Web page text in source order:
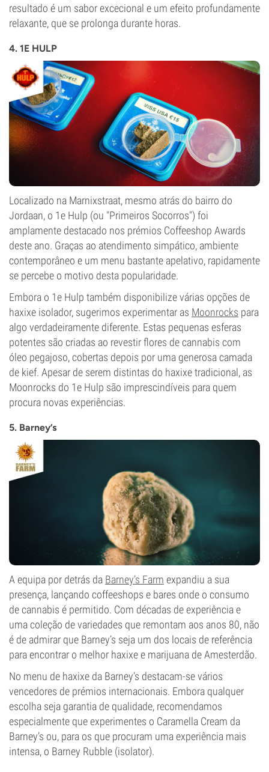
resultado é um sabor excecional e um efeito profundamente
relaxante, que se prolonga durante horas.
4. 1E HULP
Localizado na Marnixstraat, mesmo atrás do bairro do
Jordaan, o 1e Hulp (ou "Primeiros Socorros") foi
amplamente destacado nos prémios Coffeeshop Awards
deste ano. Graças ao atendimento simpático, ambiente
contemporâneo e um menu bastante apelativo, rapidamente
se percebe o motivo desta popularidade.
Embora o 1e Hulp também disponibilize várias opções de
haxixe isolador, sugerimos experimentar as Moonrocks para
algo verdadeiramente diferente. Estas pequenas esferas
potentes são criadas ao revestir flores de cannabis com
óleo pegajoso, cobertas depois por uma generosa camada
de kief. Apesar de serem distintas do haxixe tradicional, as
Moonrocks do 1e Hulp são imprescindíveis para quem
procura novas experiências.
5. Barney’s
A equipa por detrás da Barney’s Farm expandiu a sua
presença, lançando coffeeshops e bares onde o consumo
de cannabis é permitido. Com décadas de experiência e
uma coleção de variedades que remontam aos anos 80, não
é de admirar que Barney’s seja um dos locais de referência
para encontrar o melhor haxixe e marijuana de Amesterdão.
No menu de haxixe da Barney’s destacam-se vários
vencedores de prémios internacionais. Embora qualquer
escolha seja garantia de qualidade, recomendamos
especialmente que experimentes o Caramella Cream da
Barney’s ou, para os que procuram uma experiência mais
intensa, o Barney Rubble (isolator).